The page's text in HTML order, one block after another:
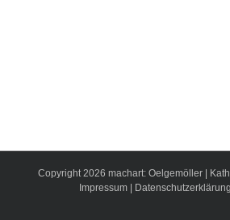
Copyright2026 machart: Oelgemöller
Impressum
Datenschutzerklärung